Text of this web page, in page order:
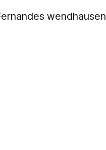
wendhausen